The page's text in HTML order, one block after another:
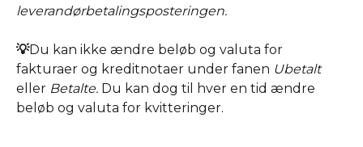
leverandørbetalingsposteringen.
💡Du kan ikke ændre beløb og valuta for
fakturaer og kreditnotaer under fanen Ubetalt
eller Betalte. Du kan dog til hver en tid ændre
beløb og valuta for kvitteringer.